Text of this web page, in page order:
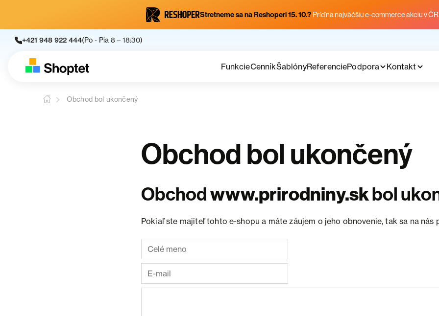
Stretneme sa na Reshoperi 15. 10.? Príď na najväčšiu e-commerce akciu v ČR.
+421 948 922 444(Po - Pia 8 – 18:30)
FunkcieCenníkŠablónyReferenciePodpora Kontakt
Obchod bol ukončený
Obchod bol ukončený
Obchodwww.prirodniny.skbol
Pokiaľ ste majiteľ tohto e-shopu a máte záujem o jeho obnovenie, tak sa na nás